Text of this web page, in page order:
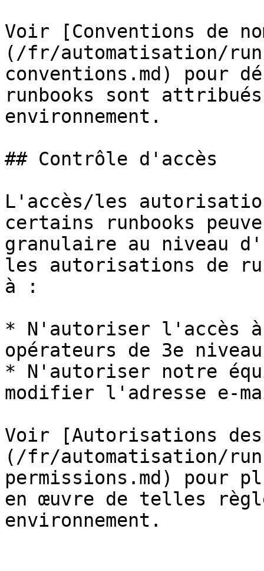
Voir [Conventions de
(/fr/automatisation/
conventions.md) pour
runbooks sont
environnement.
## Contrôle d'accès
L'accès/les
certains runbooks
granulaire au niveau
les autorisations de
à :
* N'autoriser l'accès à
opérateurs de 3e niveau
* N'autoriser notre
modifier l'adresse e-
Voir [Autorisations des
(/fr/automatisation/
permissions.md) pour
en œuvre de telles
environnement.